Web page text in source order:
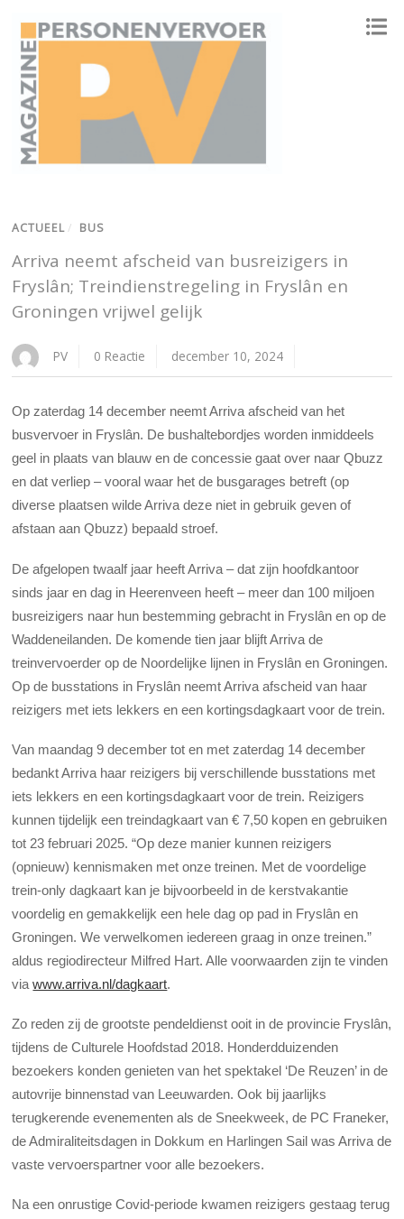
ACTUEEL / BUS
Arriva neemt afscheid van busreizigers in
Fryslân; Treindienstregeling in Fryslân en
Groningen vrijwel gelijk
PV 0 Reactie december 10, 2024
Op zaterdag 14 december neemt Arriva afscheid van het
busvervoer in Fryslân. De bushaltebordjes worden inmiddeels
geel in plaats van blauw en de concessie gaat over naar Qbuzz
en dat verliep – vooral waar het de busgarages betreft (op
diverse plaatsen wilde Arriva deze niet in gebruik geven of
afstaan aan Qbuzz) bepaald stroef.
De afgelopen twaalf jaar heeft Arriva – dat zijn hoofdkantoor
sinds jaar en dag in Heerenveen heeft – meer dan 100 miljoen
busreizigers naar hun bestemming gebracht in Fryslân en op de
Waddeneilanden. De komende tien jaar blijft Arriva de
treinvervoerder op de Noordelijke lijnen in Fryslân en Groningen.
Op de busstations in Fryslân neemt Arriva afscheid van haar
reizigers met iets lekkers en een kortingsdagkaart voor de trein.
Van maandag 9 december tot en met zaterdag 14 december
bedankt Arriva haar reizigers bij verschillende busstations met
iets lekkers en een kortingsdagkaart voor de trein. Reizigers
kunnen tijdelijk een treindagkaart van € 7,50 kopen en gebruiken
tot 23 februari 2025. “Op deze manier kunnen reizigers
(opnieuw) kennismaken met onze treinen. Met de voordelige
trein-only dagkaart kan je bijvoorbeeld in de kerstvakantie
voordelig en gemakkelijk een hele dag op pad in Fryslân en
Groningen. We verwelkomen iedereen graag in onze treinen.”
aldus regiodirecteur Milfred Hart. Alle voorwaarden zijn te vinden
viawww.arriva.nl/dagkaart.
Zo reden zij de grootste pendeldienst ooit in de provincie Fryslân,
tijdens de Culturele Hoofdstad 2018. Honderdduizenden
bezoekers konden genieten van het spektakel ‘De Reuzen’ in de
autovrije binnenstad van Leeuwarden. Ook bij jaarlijks
terugkerende evenementen als de Sneekweek, de PC Franeker,
de Admiraliteitsdagen in Dokkum en Harlingen Sail was Arriva de
vaste vervoerspartner voor alle bezoekers.
Na een onrustige Covid-periode kwamen reizigers gestaag terug